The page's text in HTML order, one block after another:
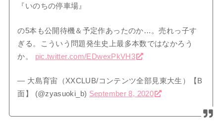
『いのちの停車場』
の5本も公開待機＆予定作あったのか…。売れっ子す
ぎる。こういう問題発生史上最多本数ではなかろう
か。 pic.twitter.com/EDwexPkVH3
— 大島育宙（XXCLUB/コンテンツ全部見東大生）【B
面】 (@zyasuoki_b) September 8, 2020